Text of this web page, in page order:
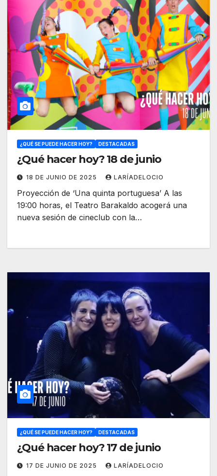
¿QUÉ SE PUEDE HACER HOY? DESTACADAS
¿Qué hacer hoy? 18 de junio
18 DE JUNIO DE 2025 LARÍADELOCIO
Proyección de ‘Una quinta portuguesa’ A las
19:00 horas, el Teatro Barakaldo acogerá una
nueva sesión de cineclub con la…
¿QUÉ SE PUEDE HACER HOY? DESTACADAS
¿Qué hacer hoy? 17 de junio
17 DE JUNIO DE 2025 LARÍADELOCIO